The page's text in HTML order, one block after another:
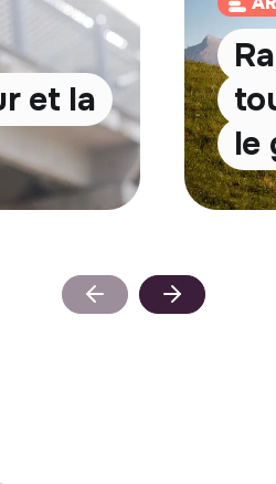
et la
le